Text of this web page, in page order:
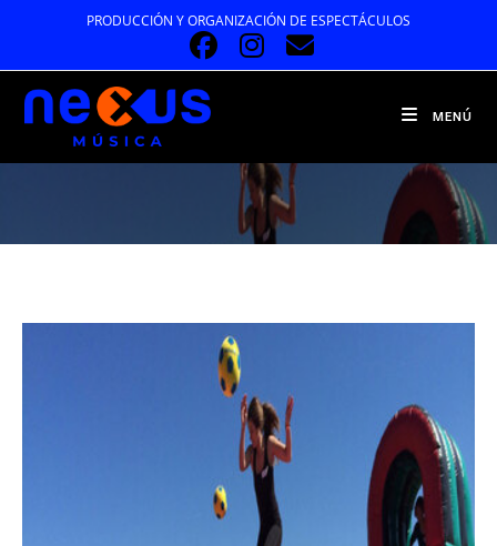
contenido
PRODUCCIÓN Y ORGANIZACIÓN DE ESPECTÁCULOS
MENÚ